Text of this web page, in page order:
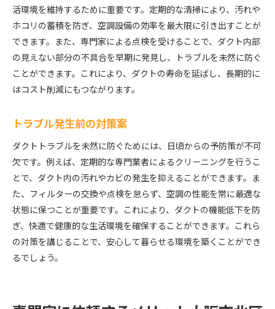
活環境を維持するために重要です。定期的な清掃により、汚れや
ホコリの蓄積を防ぎ、空調設備の効率を最大限に引き出すことが
できます。また、専門家による点検を受けることで、ダクト内部
の見えない部分の不具合を早期に発見し、トラブルを未然に防ぐ
ことができます。これにより、ダクトの寿命を延ばし、長期的に
はコスト削減にもつながります。
トラブル発生前の対策案
ダクトトラブルを未然に防ぐためには、日頃からの予防策が不可
欠です。例えば、定期的な専門業者によるクリーニングを行うこ
とで、ダクト内の汚れやカビの発生を抑えることができます。ま
た、フィルターの交換や点検を怠らず、空調の性能を常に最適な
状態に保つことが重要です。これにより、ダクトの機能低下を防
ぎ、快適で健康的な生活環境を確保することができます。これら
の対策を講じることで、安心して暮らせる環境を築くことができ
るでしょう。